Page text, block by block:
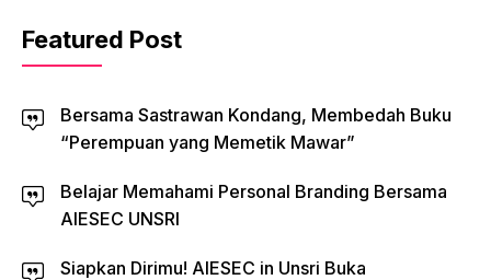
Featured Post
Bersama Sastrawan Kondang, Membedah Buku
“Perempuan yang Memetik Mawar”
Belajar Memahami Personal Branding Bersama
AIESEC UNSRI
Siapkan Dirimu! AIESEC in Unsri Buka